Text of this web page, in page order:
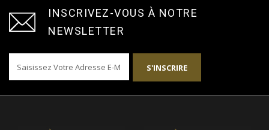
INSCRIVEZ-VOUS À NOTRE
NEWSLETTER
S'INSCRIRE